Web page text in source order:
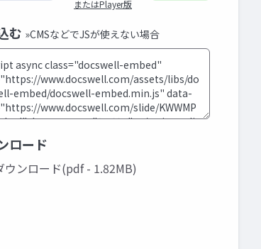
またはPlayer版
む »CMSなどでJSが使えない場合
ロード
ウンロード(pdf - 1.82MB)